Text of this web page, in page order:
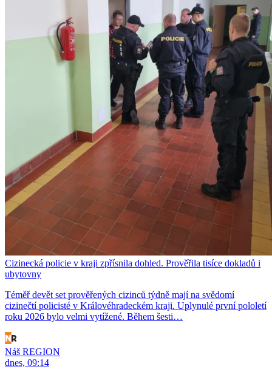
Cizinecká policie v kraji zpřísnila dohled. Prověřila tisíce dokladů i
ubytovny
Téměř devět set prověřených cizinců týdně mají na svědomí
cizinečtí policisté v Královéhradeckém kraji. Uplynulé první pololetí
roku 2026 bylo velmi vytížené. Během šesti…
Náš REGION
dnes, 09:14